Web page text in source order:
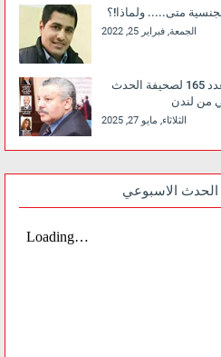
الجنسية متى..... ولماذا!؟
الجمعة, فبراير 25, 2022
صدور العدد 165 لصحيفة الحدث
من لندن
الثلاثاء, مايو 27, 2025
الاسبوعي